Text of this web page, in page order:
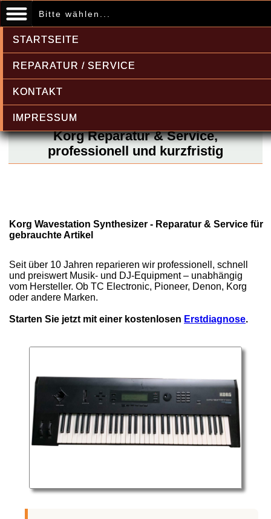
Bitte wählen...
STARTSEITE
REPARATUR / SERVICE
KONTAKT
IMPRESSUM
Korg Reparatur & Service,
professionell und kurzfristig
Korg Wavestation Synthesizer - Reparatur & Service für
gebrauchte Artikel
Seit über 10 Jahren reparieren wir professionell, schnell
und preiswert Musik- und DJ-Equipment – unabhängig
vom Hersteller. Ob TC Electronic, Pioneer, Denon, Korg
oder andere Marken.
Starten Sie jetzt mit einer kostenlosen Erstdiagnose.